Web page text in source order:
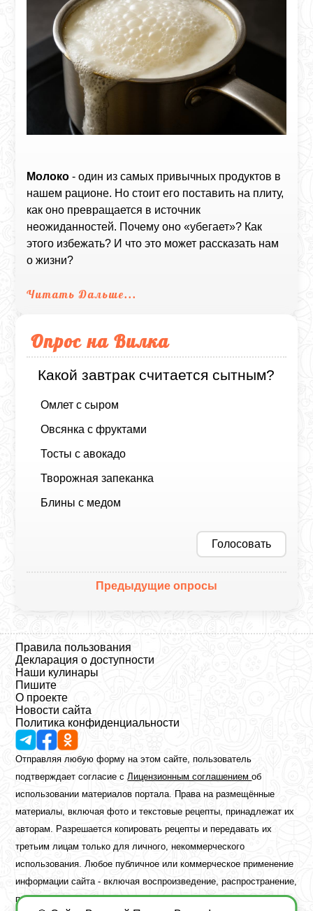
Молоко - один из самых привычных продуктов в
нашем рационе. Но стоит его поставить на плиту,
как оно превращается в источник
неожиданностей. Почему оно «убегает»? Как
этого избежать? И что это может рассказать нам
о жизни?
Читать Дальше...
Опрос на Вилка
Какой завтрак считается сытным?
Омлет с сыром
Овсянка с фруктами
Тосты с авокадо
Творожная запеканка
Блины с медом
Голосовать
Предыдущие опросы
Правила пользования
Декларация о доступности
Наши кулинары
Пишите
О проекте
Новости сайта
Политика конфиденциальности
Отправляя любую форму на этом сайте, пользователь
подтверждает согласие с Лицензионным соглашениемоб
использовании материалов портала. Права на размещённые
материалы, включая фото и текстовые рецепты, принадлежат их
авторам. Разрешается копировать рецепты и передавать их
третьим лицам только для личного, некоммерческого
использования. Любое публичное или коммерческое применение
информации сайта - включая воспроизведение, распространение,
публикацию или обработку - возможно лишь при наличии